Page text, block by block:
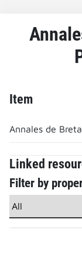
Item
Annales de
Linked
Filter by